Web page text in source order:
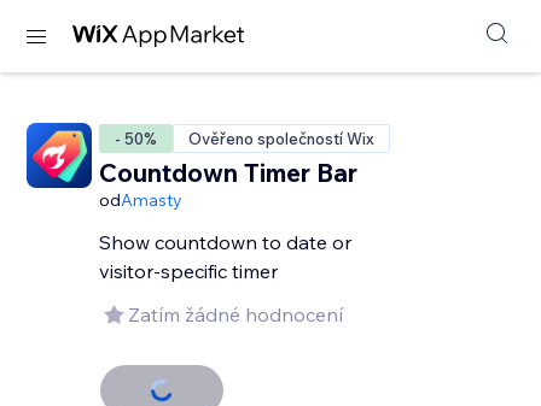
- 50% Ověřeno společností Wix
Countdown Timer Bar
odAmasty
Show countdown to date or
visitor-specific timer
Zatím žádné hodnocení